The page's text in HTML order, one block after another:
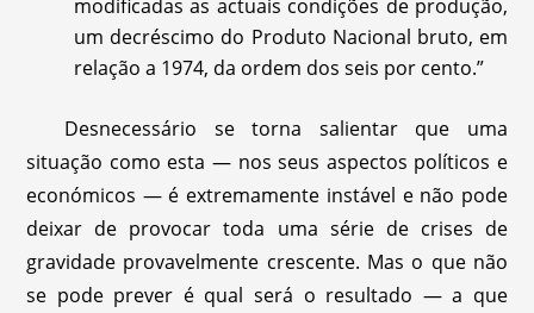
modificadas as actuais condições de produção,
um decréscimo do Produto Nacional bruto, em
relação a 1974, da ordem dos seis por cento.”
Desnecessário se torna salientar que uma
situação como esta — nos seus aspectos políticos e
económicos — é extremamente instável e não pode
deixar de provocar toda uma série de crises de
gravidade provavelmente crescente. Mas o que não
se pode prever é qual será o resultado — a que